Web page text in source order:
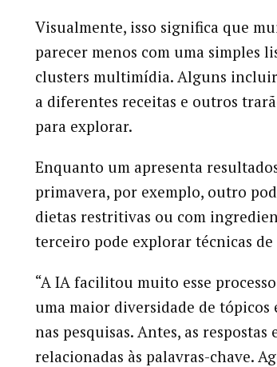
Visualmente, isso significa que
parecer menos com uma simples
clusters multimídia. Alguns
a diferentes receitas e outros
para explorar.
Enquanto um apresenta
primavera, por exemplo, outro
dietas restritivas ou com
terceiro pode explorar técnicas de
“A IA facilitou muito esse
uma maior diversidade de tópicos
nas pesquisas. Antes, as
relacionadas às palavras-chave.